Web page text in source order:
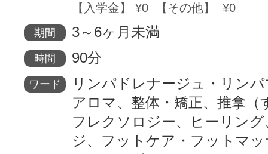
【入学金】 ¥0 【その他】 ¥0
期間 3～6ヶ月未満
時間 90分
ワード
リンパドレナージュ・リン
アロマ、整体・矯正、推拿（
フレクソロジー、ヒーリン
ジ、フットケア・フットマ